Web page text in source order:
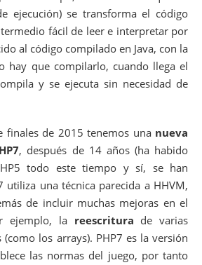
ejecución) se transforma el código
fácil de leer e interpretar por
al código compilado en Java, con la
hay que compilarlo, cuando llega el
y se ejecuta sin necesidad de
finales de 2015 tenemos una nueva
, después de 14 años (ha habido
todo este tiempo y sí, se han
utiliza una técnica parecida a HHVM,
de incluir muchas mejoras en el
ejemplo, la reescritura de varias
los arrays). PHP7 es la versión
las normas del juego, por tanto